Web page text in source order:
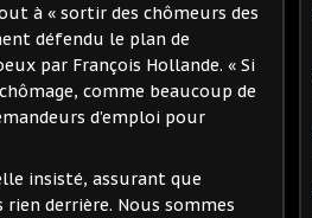
à « sortir des chômeurs des
défendu le plan de
par François Hollande. « Si
comme beaucoup de
d’emploi pour
insisté, assurant que
derrière. Nous sommes